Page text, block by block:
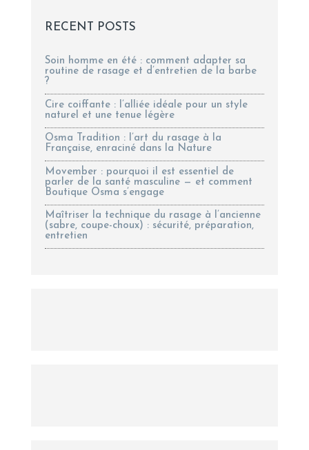
RECENT POSTS
Soin homme en été : comment adapter sa
routine de rasage et d’entretien de la barbe
?
Cire coiffante : l’alliée idéale pour un style
naturel et une tenue légère
Osma Tradition : l’art du rasage à la
Française, enraciné dans la Nature
Movember : pourquoi il est essentiel de
parler de la santé masculine — et comment
Boutique Osma s’engage
Maîtriser la technique du rasage à l’ancienne
(sabre, coupe-choux) : sécurité, préparation,
entretien